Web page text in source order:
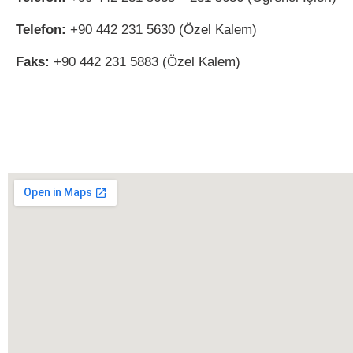
Telefon: +90 442 231 5630 (Özel Kalem)
Faks: +90 442 231 5883 (Özel Kalem)